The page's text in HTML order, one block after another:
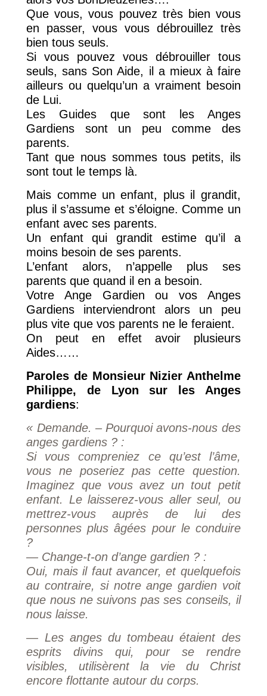
Que vous, vous pouvez très bien vous
en passer, vous vous débrouillez très
bien tous seuls.
Si vous pouvez vous débrouiller tous
seuls, sans Son Aide, il a mieux à faire
ailleurs ou quelqu’un a vraiment besoin
de Lui.
Les Guides que sont les Anges
Gardiens sont un peu comme des
parents.
Tant que nous sommes tous petits, ils
sont tout le temps là.
Mais comme un enfant, plus il grandit,
plus il s’assume et s’éloigne. Comme un
enfant avec ses parents.
Un enfant qui grandit estime qu’il a
moins besoin de ses parents.
L’enfant alors, n’appelle plus ses
parents que quand il en a besoin.
Votre Ange Gardien ou vos Anges
Gardiens interviendront alors un peu
plus vite que vos parents ne le feraient.
On peut en effet avoir plusieurs
Aides……
Paroles de Monsieur Nizier Anthelme
Philippe, de Lyon sur les Anges
gardiens:
« Demande. – Pourquoi avons-nous des
anges gardiens ? :
Si vous compreniez ce qu’est l’âme,
vous ne poseriez pas cette question.
Imaginez que vous avez un tout petit
enfant. Le laisserez-vous aller seul, ou
mettrez-vous auprès de lui des
personnes plus âgées pour le conduire
?
— Change-t-on d’ange gardien ? :
Oui, mais il faut avancer, et quelquefois
au contraire, si notre ange gardien voit
que nous ne suivons pas ses conseils, il
nous laisse.
— Les anges du tombeau étaient des
esprits divins qui, pour se rendre
visibles, utilisèrent la vie du Christ
encore flottante autour du corps.